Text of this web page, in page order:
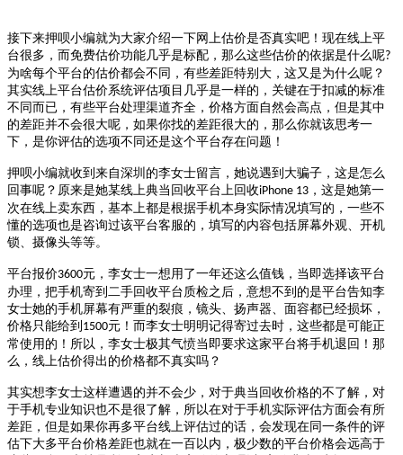
接下来押呗小编就为大家介绍一下网上估价是否真实吧！现在线上平
台很多，而免费估价功能几乎是标配，那么这些估价的依据是什么呢?
为啥每个平台的估价都会不同，有些差距特别大，这又是为什么呢？
其实线上平台估价系统评估项目几乎是一样的，关键在于扣减的标准
不同而已，有些平台处理渠道齐全，价格方面自然会高点，但是其中
的差距并不会很大呢，如果你找的差距很大的，那么你就该思考一
下，是你评估的选项不同还是这个平台存在问题！
押呗小编就收到 来自深圳的李女士留言，她说遇到大骗子，这是怎么
回事呢？原来是她某线上典当回收平台上回收iPhone 13 ， 这是她第一
次在线上卖东西 ， 基本上都是根据手机本身实际情况填写的，一些不
懂的选项也是咨询过该平台客服的 ，填写的内容包括屏幕外观、开机
锁、摄像头等等。
平台报价3600元，李女士一想用了一年还这么值钱，当即选择该平台
办理，把手机寄到二手回收平台质检之后，意想不到的是平台告知李
女士她的手机屏幕有严重的裂痕，镜头、扬声器、面容都已经损坏，
价格只能给到 1500元！而李女士明明记得寄过去时，这些都是可能正
常使用的！所以，李女士极其气愤当即要求这家平台将手机退回！ 那
么，线上估价得出的价格都不真实吗？
其实想李女士这样遭遇的并不会少，对于典当回收价格的不了解，对
于手机专业知识也不是很了解，所以在对于手机实际评估方面会有所
差距，但是如果你再多平台线上评估过的话，会发现在同一条件的评
估下大多平台价格差距也就在一百以内，极少数的平台价格会远高于